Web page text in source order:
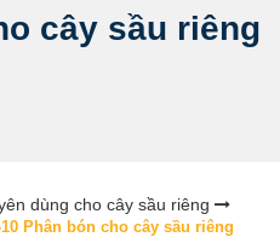
cây sầu riêng
dùng cho cây sầu riêng
Phân bón cho cây sầu riêng